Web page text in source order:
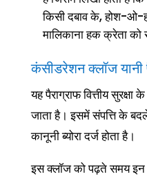
किसी दबाव के, होश-ओ-
मालिकाना हक क्रेता
कंसीडरेशन क्लॉज
यह पैराग्राफ वित्तीय
जाता है। इसमें संपत्ति के
कानूनी ब्योरा दर्ज होता है।
इस क्लॉज को पढ़ते समय इन